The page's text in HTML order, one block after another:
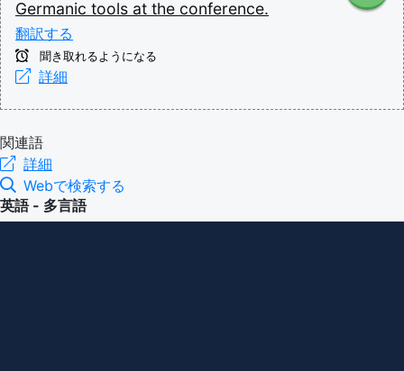
Germanic tools at the conference.
翻訳する
聞き取れるようになる
詳細
関連語
詳細
Webで検索する
英語 - 多言語